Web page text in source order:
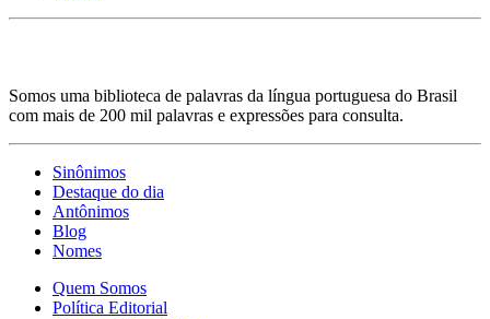
Somos uma biblioteca de palavras da língua portuguesa do Brasil
com mais de 200 mil palavras e expressões para consulta.
Sinônimos
Destaque do dia
Antônimos
Blog
Nomes
Quem Somos
Política Editorial